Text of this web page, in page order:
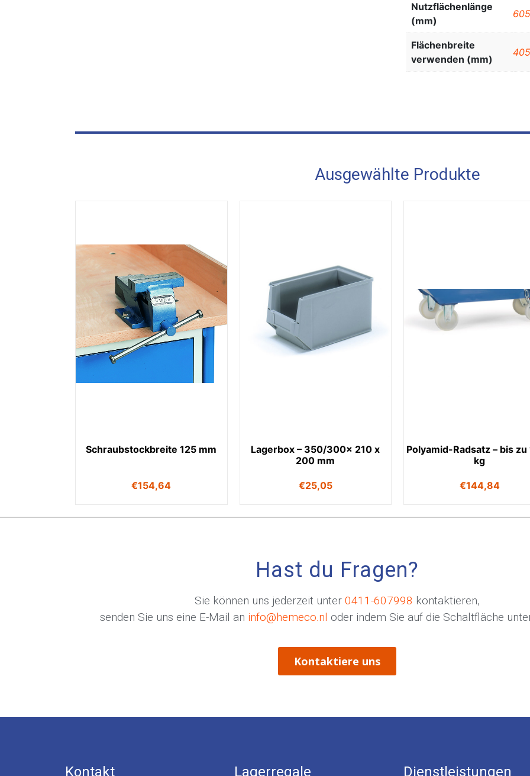
Nutzflächenlänge
(mm)
605
Flächenbreite
verwenden (mm)
405
Ausgewählte Produkte
Schraubstockbreite 125 mm
€154,64
Lagerbox – 350/300x 210 x
200 mm
€25,05
Polyamid-Radsatz – bis zu
kg
€144,84
Hast du Fragen?
Sie können uns jederzeit unter 0411-607998 kontaktieren,
senden Sie uns eine E-Mail an info@hemeco.nl oder indem Sie auf die Schaltfläche
Kontaktiere uns
Kontakt Lagerregale Dienstleistungen